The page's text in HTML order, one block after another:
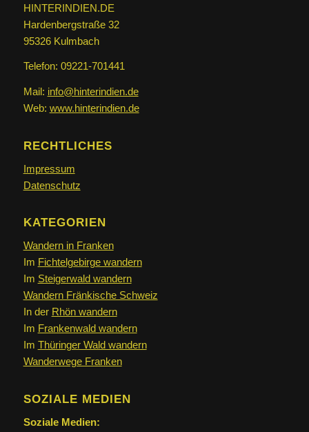
HINTERINDIEN.DE
Hardenbergstraße 32
95326 Kulmbach
Telefon: 09221-701441
Mail: info@hinterindien.de
Web: www.hinterindien.de
RECHTLICHES
Impressum
Datenschutz
KATEGORIEN
Wandern in Franken
Im Fichtelgebirge wandern
Im Steigerwald wandern
Wandern Fränkische Schweiz
In der Rhön wandern
Im Frankenwald wandern
Im Thüringer Wald wandern
Wanderwege Franken
SOZIALE MEDIEN
Soziale Medien: